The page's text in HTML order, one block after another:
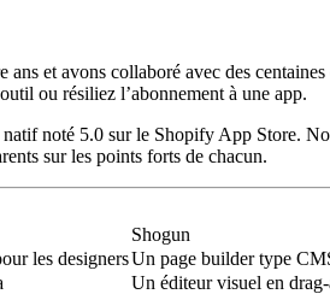
et avons collaboré avec des
ou résiliez l’abonnement à une app.
noté 5.0 sur le Shopify App Store.
sur les points forts de chacun.
Shogun
les designersUn page builder type
Un éditeur visuel en